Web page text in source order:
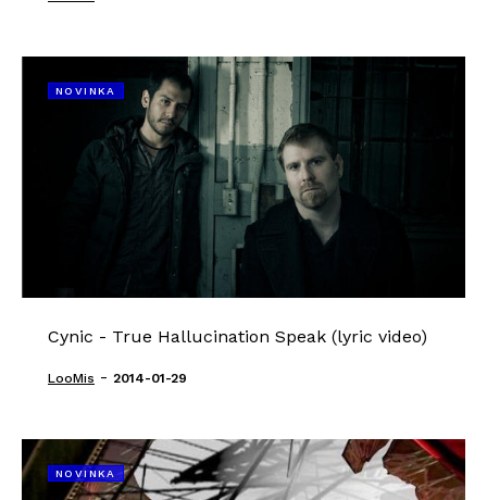
NOVINKA
Cynic - True Hallucination Speak (lyric video)
LooMis - 2014-01-29
NOVINKA